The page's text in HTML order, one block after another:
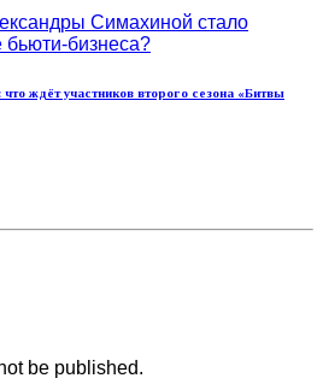
ждёт участников второго сезона «Битвы
be published.